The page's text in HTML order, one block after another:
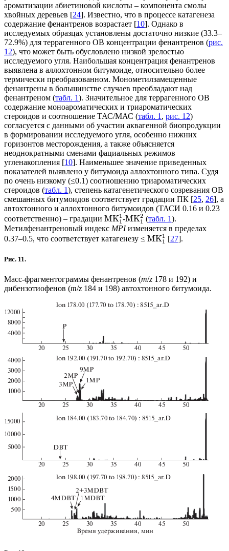
ароматизации абиетиновой кислоты – компонента смолы
хвойных деревьев [24]. Известно, что в процессе катагенеза
содержание фенантренов возрастает [10]. Однако в
исследуемых образцах установлены достаточно низкие (33.3–
72.9%) для террагенного ОВ концентрации фенантренов (рис.
12), что может быть обусловлено низкой зрелостью
исследуемого угля. Наибольшая концентрация фенантренов
выявлена в аллохтонном битумоиде, относительно более
термически преобразованном. Монометилзамещенные
фенантрены в большинстве случаев преобладают над
фенантреном (табл. 1). Значительное для террагенного ОВ
содержание моноароматических и триароматических
стероидов и соотношение ТАС/МАС (табл. 1 , рис. 12)
согласуется с данными об участии аквагенной биопродукции
в формировании исследуемого угля, особенно нижних
горизонтов месторождения, а также объясняется
неоднократными сменами фациальных режимов
угленакопления [10]. Наименьшее значение приведенных
показателей выявлено у битумоида аллохтонного типа. Судя
по очень низкому (≤0.1) соотношению триароматических
стероидов (табл. 1), степень катагенетического созревания ОВ
смешанных битумоидов соответствует градации ПК [25, 26], а
автохтонного и аллохтонного битумоидов (ТАСИ 0.16 и 0.23
соответственно) – градации MK1
1-MK2
1 (табл. 1).
Метилфенантреновый индекс MPIизменяется в пределах
0.37–0.5, что соответствует катагенезу ≤ MK1
1 [27].
Рис. 11.
Масс-фрагментограммы фенантренов (m/z 178 и 192) и
дибензотиофенов (m/z 184 и 198) автохтонного битумоида.